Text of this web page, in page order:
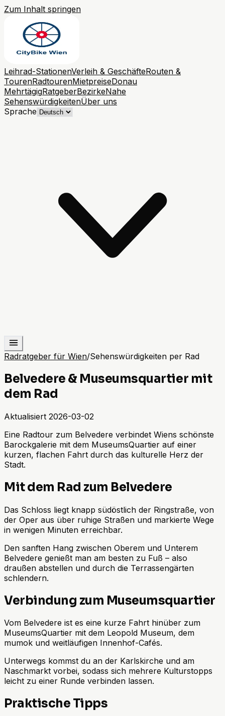
Zum Inhalt springen
Leihrad-StationenVerleih & GeschäfteRouten &
TourenRadtourenMietpreiseDonau
MehrtägigRatgeberBezirkeNahe
SehenswürdigkeitenÜber uns
Sprache
Radratgeber für Wien/Sehenswürdigkeiten per Rad
Belvedere & Museumsquartier mit
dem Rad
Aktualisiert 2026-03-02
Eine Radtour zum Belvedere verbindet Wiens schönste
Barockgalerie mit dem MuseumsQuartier auf einer
kurzen, flachen Fahrt durch das kulturelle Herz der
Stadt.
Mit dem Rad zum Belvedere
Das Schloss liegt knapp südöstlich der Ringstraße, von
der Oper aus über ruhige Straßen und markierte Wege
in wenigen Minuten erreichbar.
Den sanften Hang zwischen Oberem und Unterem
Belvedere genießt man am besten zu Fuß – also
draußen abstellen und durch die Terrassengärten
schlendern.
Verbindung zum Museumsquartier
Vom Belvedere ist es eine kurze Fahrt hinüber zum
MuseumsQuartier mit dem Leopold Museum, dem
mumok und weitläufigen Innenhof-Cafés.
Unterwegs kommst du an der Karlskirche und am
Naschmarkt vorbei, sodass sich mehrere Kulturstopps
leicht zu einer Runde verbinden lassen.
Praktische Tipps